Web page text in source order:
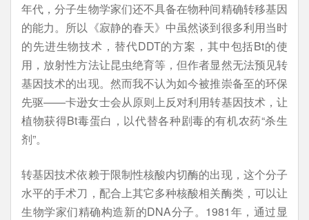
年代，分子生物学家们还不具备在物种间精确转移基因
的能力。所以《寂静的春天》中虽然谈到很多利用当时
的先进生物技术，替代DDT的方案，其中包括Bt的使
用，放射性方法让昆虫绝育等，但作者显然无法预见转
基因技术的出现。然而我不认为如今被推崇备至的环保
先驱——卡逊女士会从原则上反对利用转基因技术，让
植物获得Bt毒蛋白，以代替各种剧毒的有机农药“杀生
剂”。
转基因技术依赖于限制性核酸内切酶的出现，这个分子
水平的手术刀，配合上其它多种核酸相关酶类，可以让
生物学家们精确构造新的DNA分子。1981年，通过显